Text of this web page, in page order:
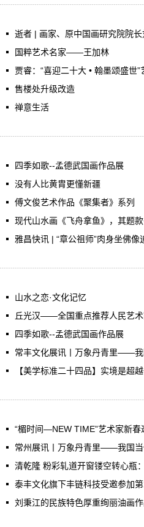
逝者 | 画家、原中国画研究院院
国粹艺术名家——王加林
贾睿：“喜迎二十大 • 翰墨颂盛世
售楼处升级改造
禅意生活
四季如歌--孟德武国画作品展
没有人比黄胄更懂新疆
傅文俊艺术作品《聚集者》系列
现代山水画《飞舟拿鱼》，其题
雅昌快讯 | “章公祖师”肉身坐佛
山水之恋·文化记忆
丘光汉——全国重点推荐人民艺
四季如歌--孟德武国画作品展
常丰文化展讯丨万象丹青里——
【美学标准二十四品】实境是超
“楣时间—NEW TIME”艺术家新
常州展讯丨万象丹青里——我国
清乾隆 粉彩轧道开窗镂空转心瓶
泰丰文化旗下丰链科技受邀参加
刘秉江的民族特色厚重绚丽油画